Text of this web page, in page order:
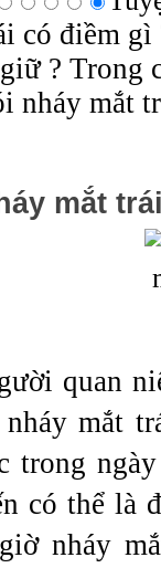
có điềm
? Trong
nháy mắt
mắt
quan
mắt
trong
có thể là
nháy